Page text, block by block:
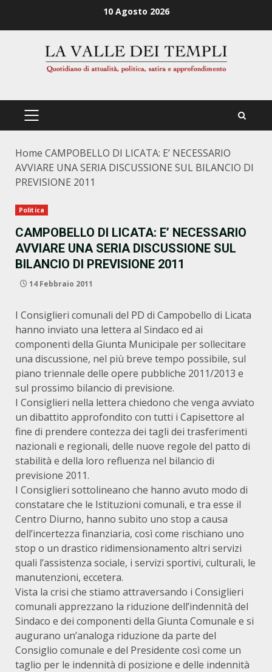
10 Agosto 2026
PRIMÄRES
Home CAMPOBELLO DI LICATA: E’ NECESSARIO
AVVIARE UNA SERIA DISCUSSIONE SUL BILANCIO DI
PREVISIONE 2011
Politica
CAMPOBELLO DI LICATA: E’ NECESSARIO
AVVIARE UNA SERIA DISCUSSIONE SUL
BILANCIO DI PREVISIONE 2011
14 Febbraio 2011
I Consiglieri comunali del PD di Campobello di Licata
hanno inviato una lettera al Sindaco ed ai
componenti della Giunta Municipale per sollecitare
una discussione, nel più breve tempo possibile, sul
piano triennale delle opere pubbliche 2011/2013 e
sul prossimo bilancio di previsione.
I Consiglieri nella lettera chiedono che venga avviato
un dibattito approfondito con tutti i Capisettore al
fine di prendere contezza dei tagli dei trasferimenti
nazionali e regionali, delle nuove regole del patto di
stabilità e della loro refluenza nel bilancio di
previsione 2011.
I Consiglieri sottolineano che hanno avuto modo di
constatare che le Istituzioni comunali, e tra esse il
Centro Diurno, hanno subito uno stop a causa
dell’incertezza finanziaria, così come rischiano uno
stop o un drastico ridimensionamento altri servizi
quali l’assistenza sociale, i servizi sportivi, culturali, le
manutenzioni, eccetera.
Vista la crisi che stiamo attraversando i Consiglieri
comunali apprezzano la riduzione dell’indennità del
Sindaco e dei componenti della Giunta Comunale e si
augurano un’analoga riduzione da parte del
Consiglio comunale e del Presidente così come un
taglio per le indennità di posizione e delle indennità